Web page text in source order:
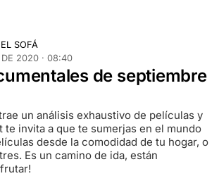
SOFÁ
DE 2020 · 08:40
de septiembre
un análisis exhaustivo de películas y
te invita a que te sumerjas en el mundo
desde la comodidad de tu hogar, o
Es un camino de ida, están